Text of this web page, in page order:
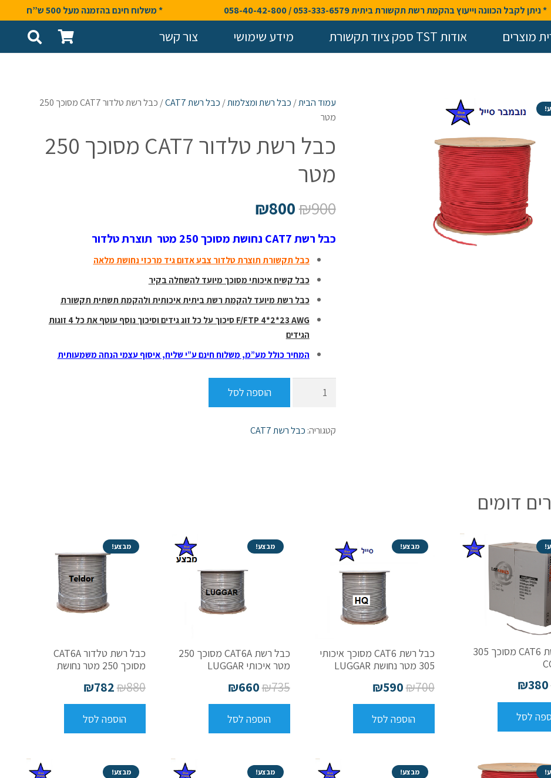
* ניתן לקבל הכוונה וייעוץ בהקמת רשת תקשורת ביתית 053-333-6579 / 058-40-42-800 * משלוח חינם בהזמנה מעל 500 ש”ח
מוצרים אודות TST ספק ציוד תקשורת מידע שימושי צור קשר
עמוד הבית/ כבל רשת ומצלמות/ כבל רשת CAT7
/ כבל רשת טלדור CAT7 מסוכך 250
מטר
כבל רשת טלדור CAT7 מסוכך 250
מטר
₪900
₪800
כבל רשת CAT7 נחושת מסוכך 250 מטר תוצרת טלדור
כבל תקשורת תוצרת טלדור צבע אדום גיד מרכזי נחושת מלאה
כבל קשיח איכותי מסוכך מיועד להשחלה בקיר
כבל רשת מיועד להקמת רשת ביתית איכותית ולהקמת תשתית תקשורת
F/FTP 4*2*23 AWG סיכוך על
כל זוג גידים וסיכוך נוסף עוטף את כל 4 זוגות
הגידים
המחיר כולל מע”מ, משלוח חינם ע”י שליח,איסוף עצמי הנחה משמעותית
של
רשת
הוספה לסל
קטגוריה: כבל רשת CAT7
דומים
כבל רשת CAT6 מסוכך 305
₪380
לסל
מבצע!
כבל רשת CAT6 מסוכך איכותי
305 מטר נחושת LUGGAR
₪700
₪590
הוספה לסל
מבצע!
כבל רשת CAT6A מסוכך 250
מטר איכותי LUGGAR
₪735
₪660
הוספה לסל
מבצע!
כבל רשת טלדור CAT6A
מסוכך 250 מטר נחושת
₪880
₪782
הוספה לסל
מבצע! מבצע! מבצע!